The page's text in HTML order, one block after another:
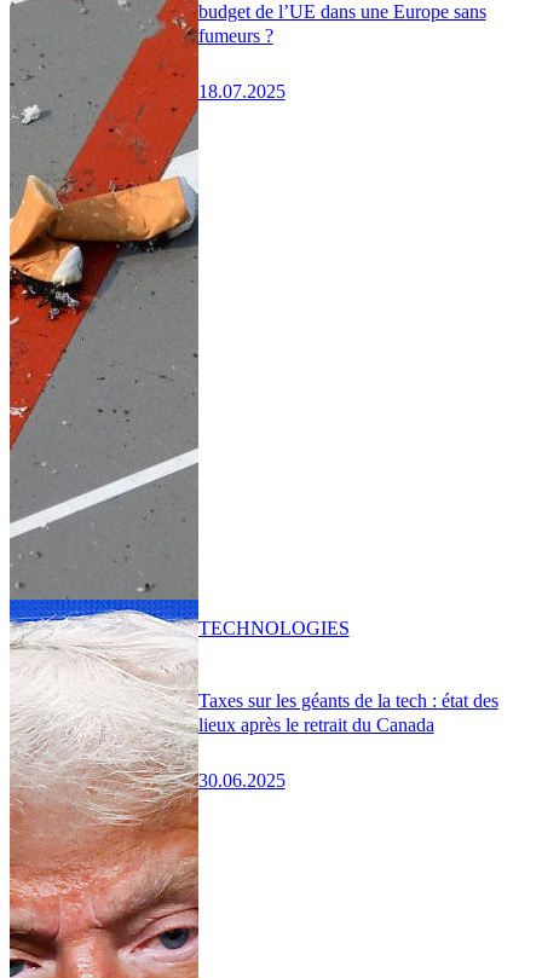
budget de l’UE dans une Europe sans
fumeurs ?
18.07.2025
Taxes sur les géants de la tech : état des
lieux après le retrait du Canada
30.06.2025
TECHNOLOGIES